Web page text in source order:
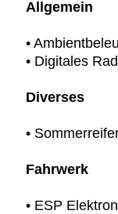
Allgemein
•
• Digitales
Diverses
•
Fahrwerk
• ESP